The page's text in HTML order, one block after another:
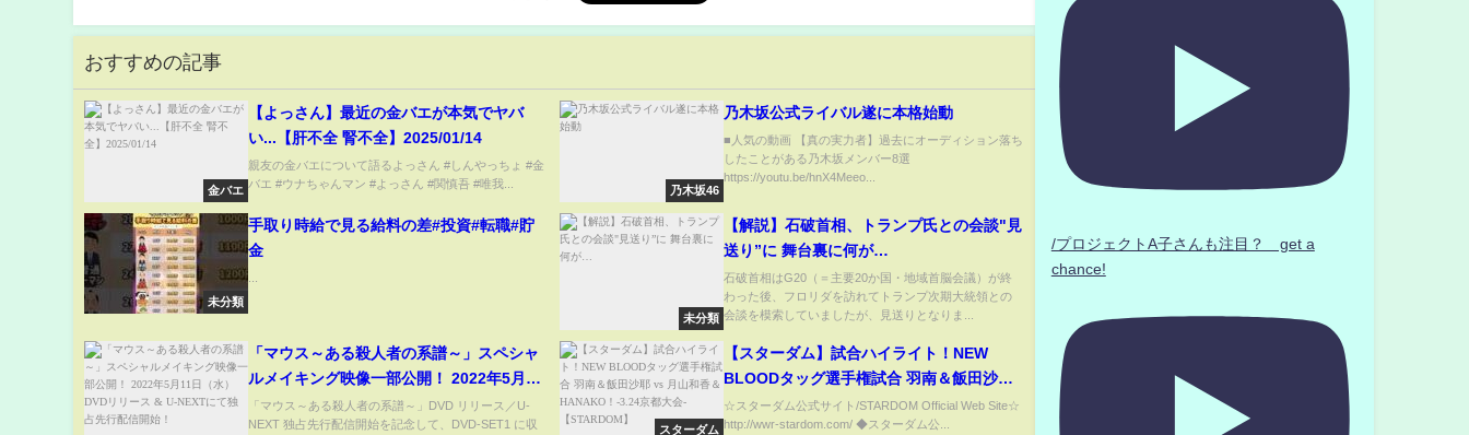
おすすめの記事
金バエ
【よっさん】最近の金バエが本気でヤバ
い...【肝不全 腎不全】2025/01/14
親友の金バエについて語るよっさん #しんやっちょ #金
バエ #ウナちゃんマン #よっさん #関慎吾 #唯我...
乃木坂46
乃木坂公式ライバル遂に本格始動
■人気の動画 【真の実力者】過去にオーディション落ち
したことがある乃木坂メンバー8選
https://youtu.be/hnX4Meeo...
未分類
手取り時給で見る給料の差#投資#転職#貯
金
未分類
【解説】石破首相、トランプ氏との会談"見
送り”に 舞台裏に何が…
石破首相はG20（＝主要20か国・地域首脳会議）が終
わった後、フロリダを訪れてトランプ次期大統領との
会談を模索していましたが、見送りとなりま...
「マウス～ある殺人者の系譜～」スペシャ
ルメイキング映像一部公開！ 2022年5月11
日（水）DVDリリース & U-NEXTにて独占
先行配信開始！
「マウス～ある殺人者の系譜～」DVD リリース／U-
NEXT 独占先行配信開始を記念して、DVD-SET1 に収
スターダム
【スターダム】試合ハイライト！NEW
BLOODタッグ選手権試合 羽南＆飯田沙耶
vs 月山和香＆HANAKO！-3.24京都大会-
【STARDOM】
☆スターダム公式サイト/STARDOM Official Web Site☆
http://wwr-stardom.com/ ◆スターダム公...
/プロジェクトA子さんも注目？ get a
chance!